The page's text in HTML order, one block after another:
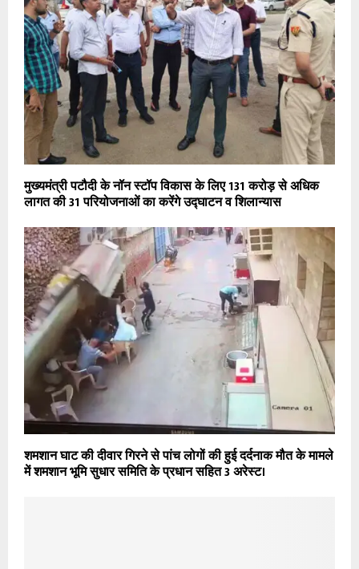
मुख्यमंत्री पटौदी के नॉन स्टॉप विकास के लिए 131 करोड़ से अधिक
लागत की 31 परियोजनाओं का करेंगे उद्घाटन व शिलान्यास
शमशान घाट की दीवार गिरने से पांच लोगों की हुई दर्दनाक मौत के मामले
में शमशान भूमि सुधार समिति के प्रधान सहित 3 अरेस्ट।